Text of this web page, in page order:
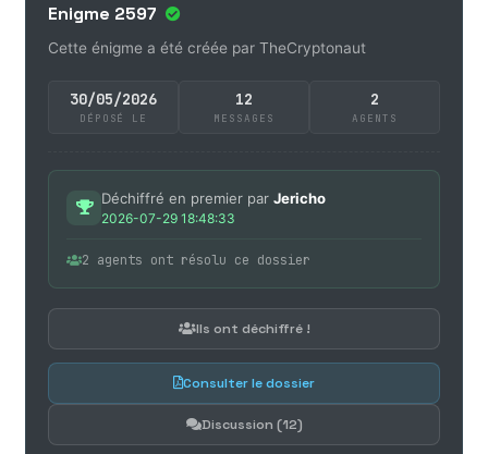
Enigme 2597
Cette énigme a été créée par TheCryptonaut
30/05/2026
DÉPOSÉ LE
12
MESSAGES
2
AGENTS
Déchiffré en premier par Jericho
2026-07-29 18:48:33
2 agents ont résolu ce dossier
Ils ont déchiffré !
Consulter le dossier
Discussion (12)